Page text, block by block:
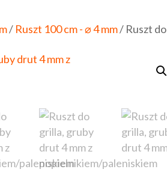
/ Ruszt 100 cm - ⌀ 4 mm/ Ruszt